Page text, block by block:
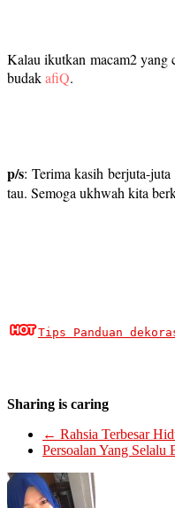
Kalau ikutkan macam2 yang
budakafiQ.
p/s: Terima kasih berjuta-juta
tau. Semoga ukhwah kita
Tips Panduan
Sharing is caring
← Rahsia Terbesar
Persoalan Yang